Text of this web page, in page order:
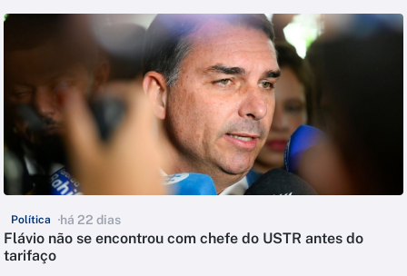
Política há 22 dias
Flávio não se encontrou com chefe do USTR antes do
tarifaço